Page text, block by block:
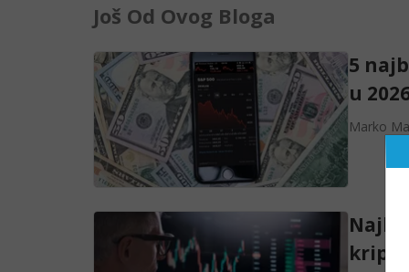
Još Od Ovog Bloga
5
u
Marko